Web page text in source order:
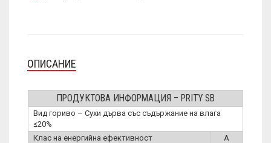
ОПИСАНИЕ
ПРОДУКТОВА ИНФОРМАЦИЯ – PRITY SB
Вид гориво – Сухи дърва със съдържание на влага
≤20%
Клас на енергийна ефективност
A